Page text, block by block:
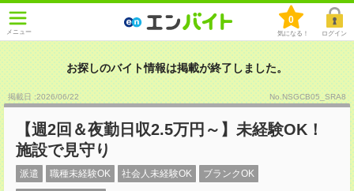
メニュー
0
気になる！ ログイン
お探しのバイト情報は掲載が終了しました。
掲載日 :2026/06/22 No.NSGCB05_SRA8
【週2回＆夜勤日収2.5万円～】未経験OK！
施設で見守り
派遣 職種未経験OK 社会人未経験OK ブランクOK